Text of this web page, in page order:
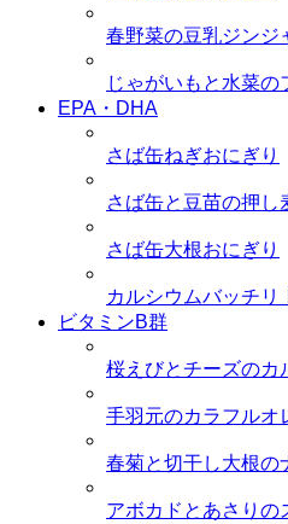
春野菜の豆乳ジンジ
じゃがいもと水菜の
EPA・DHA
さば缶ねぎおにぎり
さば缶と豆苗の押し
さば缶大根おにぎり
カルシウムバッチリ
ビタミンB群
桜えびとチーズのカ
手羽元のカラフルオ
春菊と切干し大根の
アボカドとあさりの